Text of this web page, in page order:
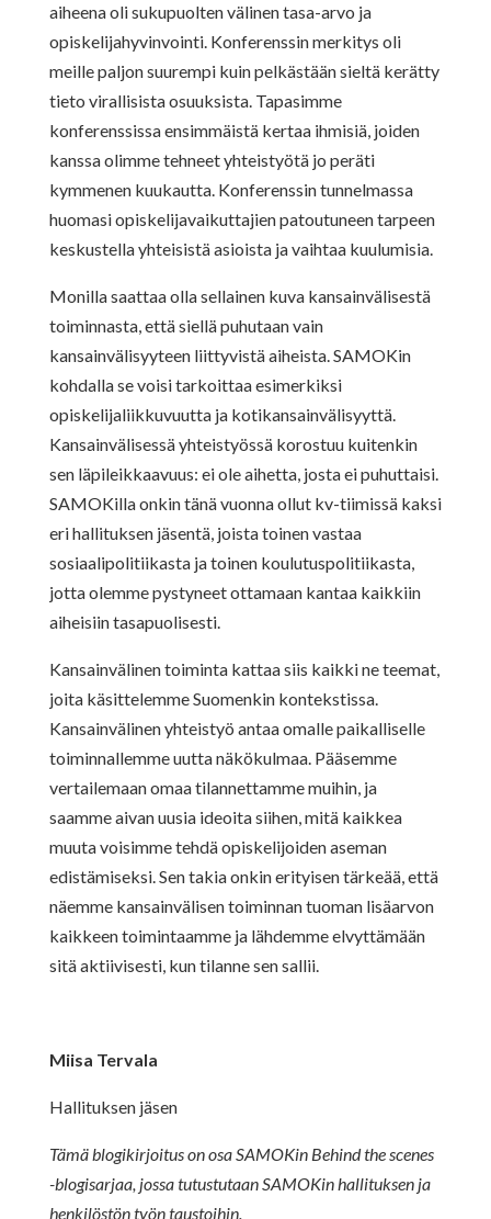
aiheena oli sukupuolten välinen tasa-arvo ja
opiskelijahyvinvointi. Konferenssin merkitys oli
meille paljon suurempi kuin pelkästään sieltä kerätty
tieto virallisista osuuksista. Tapasimme
konferenssissa ensimmäistä kertaa ihmisiä, joiden
kanssa olimme tehneet yhteistyötä jo peräti
kymmenen kuukautta. Konferenssin tunnelmassa
huomasi opiskelijavaikuttajien patoutuneen tarpeen
keskustella yhteisistä asioista ja vaihtaa kuulumisia.
Monilla saattaa olla sellainen kuva kansainvälisestä
toiminnasta, että siellä puhutaan vain
kansainvälisyyteen liittyvistä aiheista. SAMOKin
kohdalla se voisi tarkoittaa esimerkiksi
opiskelijaliikkuvuutta ja kotikansainvälisyyttä.
Kansainvälisessä yhteistyössä korostuu kuitenkin
sen läpileikkaavuus: ei ole aihetta, josta ei puhuttaisi.
SAMOKilla onkin tänä vuonna ollut kv-tiimissä kaksi
eri hallituksen jäsentä, joista toinen vastaa
sosiaalipolitiikasta ja toinen koulutuspolitiikasta,
jotta olemme pystyneet ottamaan kantaa kaikkiin
aiheisiin tasapuolisesti.
Kansainvälinen toiminta kattaa siis kaikki ne teemat,
joita käsittelemme Suomenkin kontekstissa.
Kansainvälinen yhteistyö antaa omalle paikalliselle
toiminnallemme uutta näkökulmaa. Pääsemme
vertailemaan omaa tilannettamme muihin, ja
saamme aivan uusia ideoita siihen, mitä kaikkea
muuta voisimme tehdä opiskelijoiden aseman
edistämiseksi. Sen takia onkin erityisen tärkeää, että
näemme kansainvälisen toiminnan tuoman lisäarvon
kaikkeen toimintaamme ja lähdemme elvyttämään
sitä aktiivisesti, kun tilanne sen sallii.
Miisa Tervala
Hallituksen jäsen
Tämä blogikirjoitus on osa SAMOKin Behind the scenes
-blogisarjaa, jossa tutustutaan SAMOKin hallituksen ja
henkilöstön työn taustoihin.